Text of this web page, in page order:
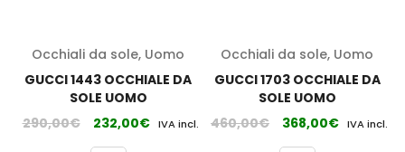
Occhiali da sole, Uomo
GUCCI 1443 OCCHIALE DA
SOLE UOMO
290,00€ 232,00€ IVA incl.
Occhiali da sole, Uomo
GUCCI 1703 OCCHIALE DA
SOLE UOMO
460,00€ 368,00€ IVA incl.